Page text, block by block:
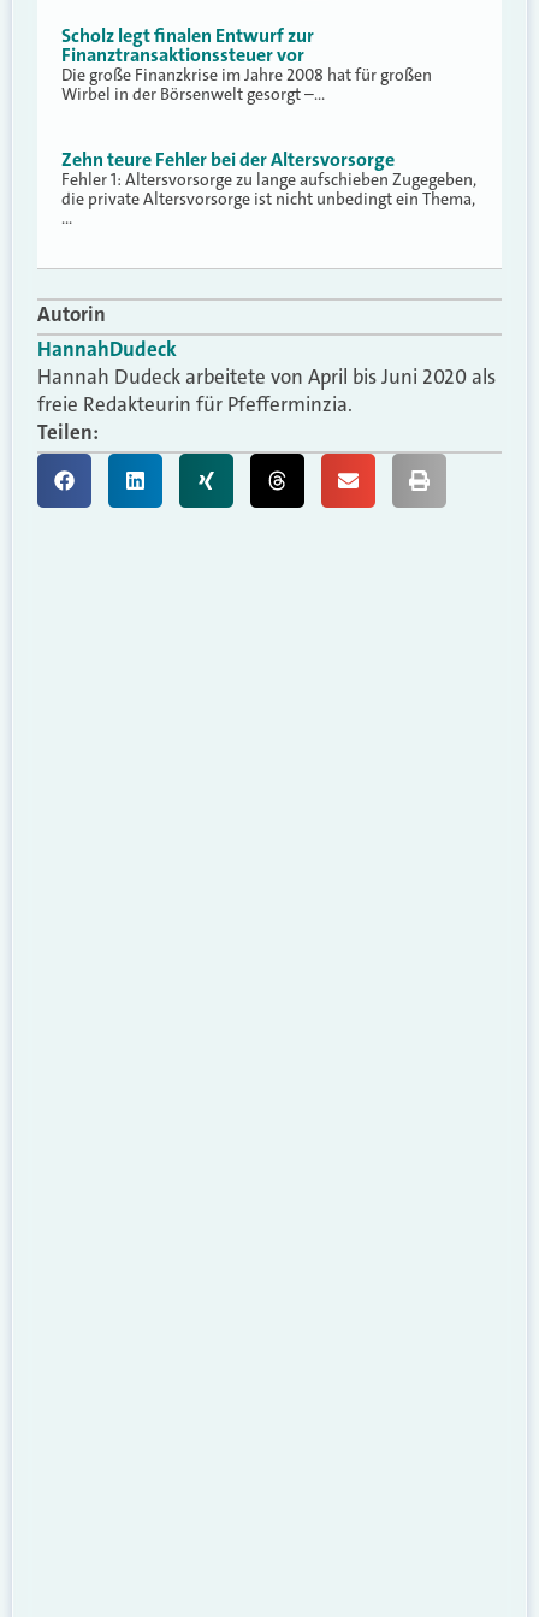
Scholz legt finalen Entwurf zur
Finanztransaktionssteuer vor
Die große Finanzkrise im Jahre 2008 hat für großen
Wirbel in der Börsenwelt gesorgt –…
Zehn teure Fehler bei der Altersvorsorge
Fehler 1: Altersvorsorge zu lange aufschieben Zugegeben,
die private Altersvorsorge ist nicht unbedingt ein Thema,
…
Autorin
HannahDudeck
Hannah Dudeck arbeitete von April bis Juni 2020 als
freie Redakteurin für Pfefferminzia.
Teilen: